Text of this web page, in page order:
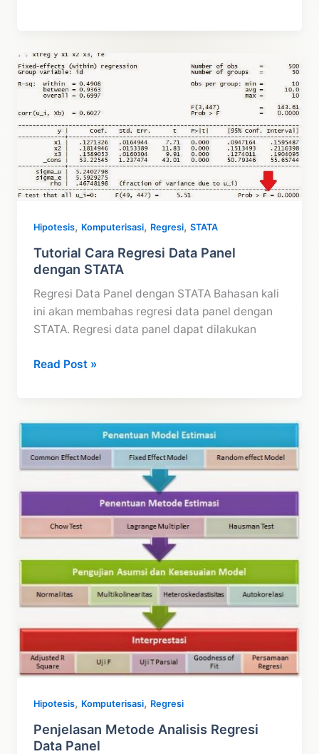
dengan
STATA
Hipotesis, Komputerisasi, Regresi,STATA
Tutorial Cara Regresi Data Panel
dengan STATA
Regresi Data Panel dengan STATA Bahasan kali
ini akan membahas regresi data panel dengan
STATA. Regresi data panel dapat dilakukan
Tutorial
dengan
STATA
Read Post »
Hipotesis, Komputerisasi, Regresi
Penjelasan Metode Analisis Regresi
Data Panel